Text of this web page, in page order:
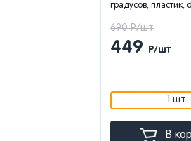
градусов, пластик,
690 Р/шт
449 Р/шт
1 шт
В